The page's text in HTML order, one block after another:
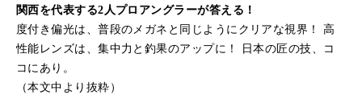
関西を代表する2人プロアングラーが答える！
度付き偏光は、普段のメガネと同じようにクリアな視界！ 高
性能レンズは、集中力と釣果のアップに！ 日本の匠の技、コ
コにあり。
（本文中より抜粋）